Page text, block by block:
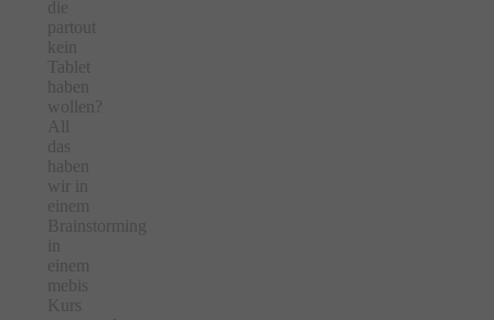
die
partout
kein
Tablet
haben
wollen?
All
das
haben
wir in
einem
Brainstorming
einem
mebis
Kurs